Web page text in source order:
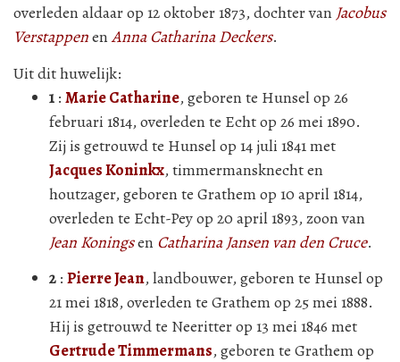
overleden aldaar op 12 oktober 1873, dochter van Jacobus
VerstappenenAnna Catharina Deckers.
Uit dit huwelijk:
1 : Marie Catharine, geboren te Hunsel op 26
februari 1814, overleden te Echt op 26 mei 1890.
Zij is getrouwd te Hunsel op 14 juli 1841 met
Jacques Koninkx, timmermansknecht en
houtzager, geboren te Grathem op 10 april 1814,
overleden te Echt-Pey op 20 april 1893, zoon van
Jean Koningsen Catharina Jansen van den Cruce.
2 : Pierre Jean, landbouwer, geboren te Hunsel op
21 mei 1818, overleden te Grathem op 25 mei 1888.
Hij is getrouwd te Neeritter op 13 mei 1846 met
Gertrude Timmermans, geboren te Grathem op